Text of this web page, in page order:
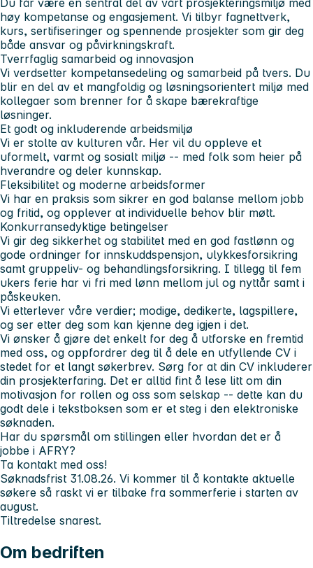
høy kompetanse og engasjement. Vi tilbyr fagnettverk,
kurs, sertifiseringer og spennende prosjekter som gir deg
både ansvar og påvirkningskraft.
Tverrfaglig samarbeid og innovasjon
Vi verdsetter kompetansedeling og samarbeid på tvers. Du
blir en del av et mangfoldig og løsningsorientert miljø med
kollegaer som brenner for å skape bærekraftige
løsninger.
Et godt og inkluderende arbeidsmiljø
Vi er stolte av kulturen vår. Her vil du oppleve et
uformelt, varmt og sosialt miljø -- med folk som heier på
hverandre og deler kunnskap.
Fleksibilitet og moderne arbeidsformer
Vi har en praksis som sikrer en god balanse mellom jobb
og fritid, og opplever at individuelle behov blir møtt.
Konkurransedyktige betingelser
Vi gir deg sikkerhet og stabilitet med en god fastlønn og
gode ordninger for innskuddspensjon, ulykkesforsikring
samt gruppeliv- og behandlingsforsikring. I tillegg til fem
ukers ferie har vi fri med lønn mellom jul og nyttår samt i
påskeuken.
Vi etterlever våre verdier; modige, dedikerte, lagspillere,
og ser etter deg som kan kjenne deg igjen i det.
Vi ønsker å gjøre det enkelt for deg å utforske en fremtid
med oss, og oppfordrer deg til å dele en utfyllende CV i
stedet for et langt søkerbrev. Sørg for at din CV inkluderer
din prosjekterfaring. Det er alltid fint å lese litt om din
motivasjon for rollen og oss som selskap -- dette kan du
godt dele i tekstboksen som er et steg i den elektroniske
søknaden.
Har du spørsmål om stillingen eller hvordan det er å
jobbe i AFRY?
Ta kontakt med oss!
Søknadsfrist 31.08.26. Vi kommer til å kontakte aktuelle
søkere så raskt vi er tilbake fra sommerferie i starten av
august.
Tiltredelse snarest.
Om bedriften